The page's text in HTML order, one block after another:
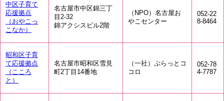
中区子育て
応援拠点
（おやこっ
こなか）
名古屋市中区錦三丁
目2-32
錦アクシスビル2階
（NPO）名古屋お
やこセンター
052-22
8-8464
昭和区子育
て応援拠点
（こころ
と）
名古屋市昭和区雪見
町2丁目14番地
（一社）ぷらっとコ
コロ
052-78
4-7787